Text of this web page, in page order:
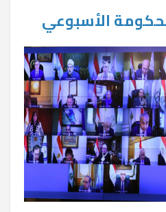
الأسبوعي